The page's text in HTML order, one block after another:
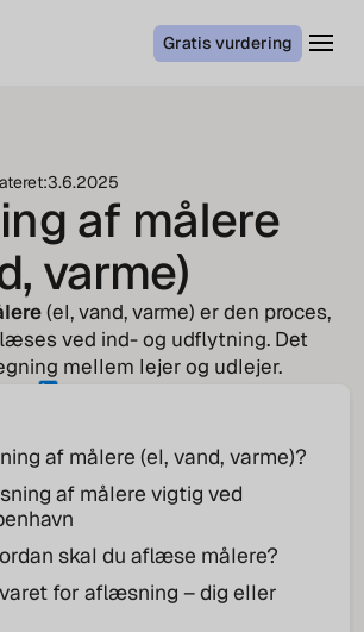
Gratis vurdering
3.6.2025
af målere
varme)
(el, vand, varme) er den proces,
ved ind- og udflytning. Det
mellem lejer og udlejer.
af målere (el, vand, varme)?
af målere vigtig ved
skal du aflæse målere?
for aflæsning – dig eller